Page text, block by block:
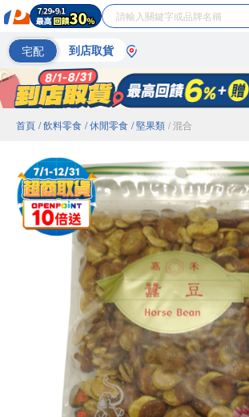
宅配 到店取貨
首頁 / 飲料零食 / 休閒零食 / 堅果類 / 混合